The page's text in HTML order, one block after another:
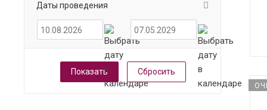
Даты проведения
Сбросить